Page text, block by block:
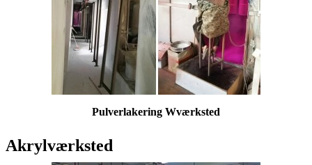
Pulverlakering Wværksted
Akrylværksted